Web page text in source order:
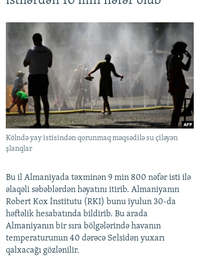
Kölndə yay istisindən qorunmaq məqsədilə su çiləyən
şlanqlar
Bu il Almaniyada təxminən 9 min 800 nəfər isti ilə
əlaqəli səbəblərdən həyatını itirib. Almaniyanın
Robert Kox İnstitutu (RKI) bunu iyulun 30-da
həftəlik hesabatında bildirib. Bu arada
Almaniyanın bir sıra bölgələrində havanın
temperaturunun 40 dərəcə Selsidən yuxarı
qalxacağı gözlənilir.